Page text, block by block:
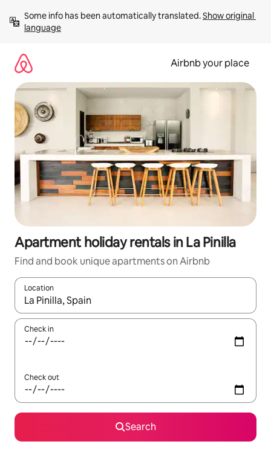
content
Some info has been automatically translated. Show original
language
Airbnb your place
Apartment holiday rentals in La Pinilla
Find and book unique apartments on Airbnb
Location
When results are available, navigate with the up and down
Check in
Check out
Search